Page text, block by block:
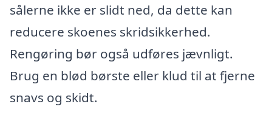
sålerne ikke er slidt ned, da dette kan
reducere skoenes skridsikkerhed.
Rengøring bør også udføres jævnligt.
Brug en blød børste eller klud til at fjerne
snavs og skidt.